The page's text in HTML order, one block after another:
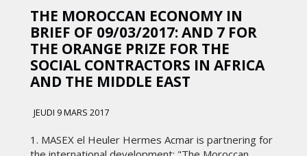
THE MOROCCAN ECONOMY IN
BRIEF OF 09/03/2017: AND 7 FOR
THE ORANGE PRIZE FOR THE
SOCIAL CONTRACTORS IN AFRICA
AND THE MIDDLE EAST
JEUDI 9 MARS 2017
1. MASEX el Heuler Hermes Acmar is partnering for
GITEX AFRICA : LES NOUVELLES
FRONTIÈRES DE